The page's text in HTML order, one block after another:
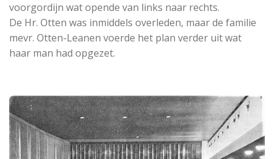
voorgordijn wat opende van links naar rechts.
De Hr. Otten was inmiddels overleden, maar de familie
mevr. Otten-Leanen voerde het plan verder uit wat
haar man had opgezet.